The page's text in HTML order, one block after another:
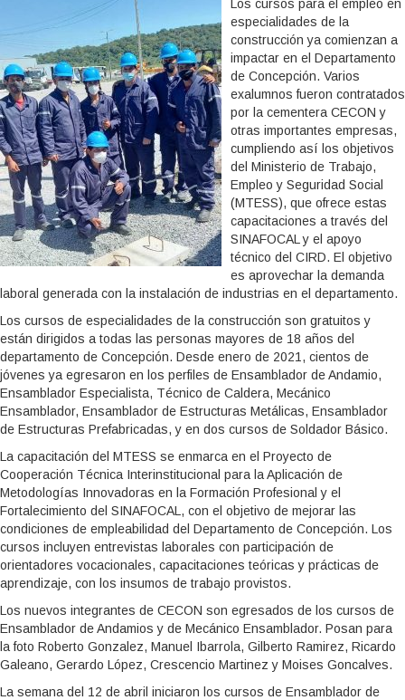
Los cursos para el empleo en
especialidades de la
construcción ya comienzan a
impactar en el Departamento
de Concepción. Varios
exalumnos fueron contratados
por la cementera CECON y
otras importantes empresas,
cumpliendo así los objetivos
del Ministerio de Trabajo,
Empleo y Seguridad Social
(MTESS), que ofrece estas
capacitaciones a través del
SINAFOCAL y el apoyo
técnico del CIRD. El objetivo
es aprovechar la demanda
laboral generada con la instalación de industrias en el departamento.
Los cursos de especialidades de la construcción son gratuitos y
están dirigidos a todas las personas mayores de 18 años del
departamento de Concepción. Desde enero de 2021, cientos de
jóvenes ya egresaron en los perfiles de Ensamblador de Andamio,
Ensamblador Especialista, Técnico de Caldera, Mecánico
Ensamblador, Ensamblador de Estructuras Metálicas, Ensamblador
de Estructuras Prefabricadas, y en dos cursos de Soldador Básico.
La capacitación del MTESS se enmarca en el Proyecto de
Cooperación Técnica Interinstitucional para la Aplicación de
Metodologías Innovadoras en la Formación Profesional y el
Fortalecimiento del SINAFOCAL, con el objetivo de mejorar las
condiciones de empleabilidad del Departamento de Concepción. Los
cursos incluyen entrevistas laborales con participación de
orientadores vocacionales, capacitaciones teóricas y prácticas de
aprendizaje, con los insumos de trabajo provistos.
Los nuevos integrantes de CECON son egresados de los cursos de
Ensamblador de Andamios y de Mecánico Ensamblador. Posan para
la foto Roberto Gonzalez, Manuel Ibarrola, Gilberto Ramirez, Ricardo
Galeano, Gerardo López, Crescencio Martinez y Moises Goncalves.
La semana del 12 de abril iniciaron los cursos de Ensamblador de